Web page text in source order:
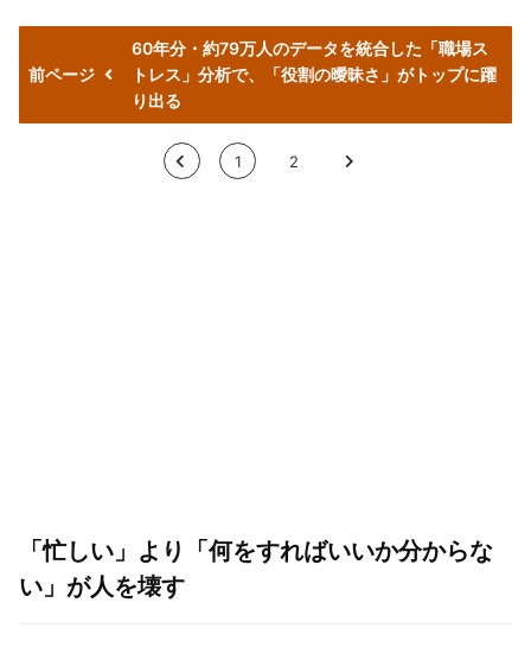
前ページ
60年分・約79万人のデータを統合した「職場ス
トレス」分析で、「役割の曖昧さ」がトップに躍
り出る
< 1 2 >
「忙しい」より「何をすればいいか分からな
い」が人を壊す